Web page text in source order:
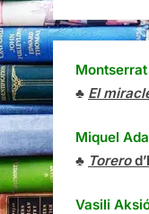
♣ El
Miquel
♣ Torero
Vasili